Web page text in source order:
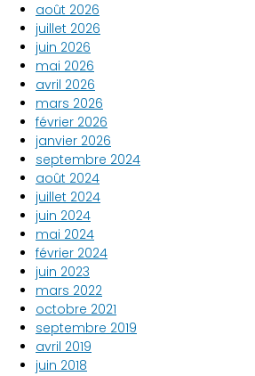
août 2026
juillet 2026
juin 2026
mai 2026
avril 2026
mars 2026
février 2026
janvier 2026
septembre 2024
août 2024
juillet 2024
juin 2024
mai 2024
février 2024
juin 2023
mars 2022
octobre 2021
septembre 2019
avril 2019
juin 2018